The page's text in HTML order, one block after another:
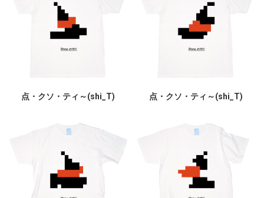
点・クソ・ティ～(shi_T) 点・クソ・ティ～(shi_T)